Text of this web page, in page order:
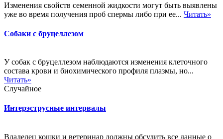
Изменения свойств семенной жидкости могут быть выявлены
уже во время получения проб спермы либо при ее... Читать»
Собаки с бруцеллезом
У собак с бруцеллезом наблюдаются изменения клеточного
состава крови и биохимического профиля плазмы, но...
Читать»
Случайное
Интерэструсные интервалы
Владелец кошки и ветеринар должны обсудить все данные о